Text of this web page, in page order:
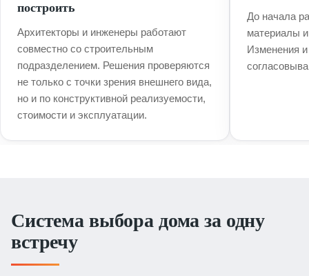
построить
Архитекторы и инженеры работают
совместно со строительным
подразделением. Решения проверяются
не только с точки зрения внешнего вида,
но и по конструктивной реализуемости,
стоимости и эксплуатации.
До начала
материалы
Изменения
Система выбора дома за одну
встречу